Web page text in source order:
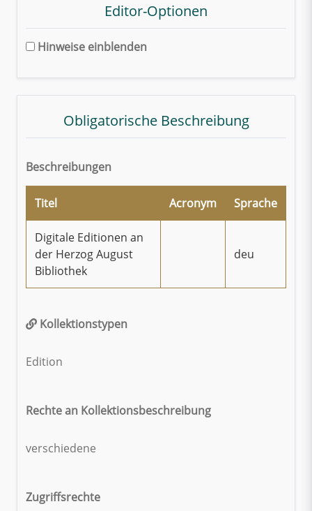
Editor-Optionen
Hinweise einblenden
Obligatorische Beschreibung
Beschreibungen
Titel Acronym Sprache
Digitale Editionen an
der Herzog August
Bibliothek
deu
Kollektionstypen
Edition
Rechte an Kollektionsbeschreibung
verschiedene
Zugriffsrechte